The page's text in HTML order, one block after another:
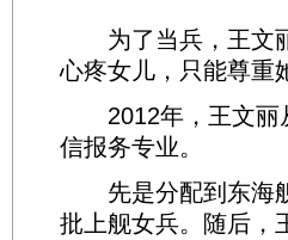
为了当兵，王文丽
心疼女儿，只能尊重
2012年，王文丽
信报务专业。
先是分配到东海舰
批上舰女兵。随后，